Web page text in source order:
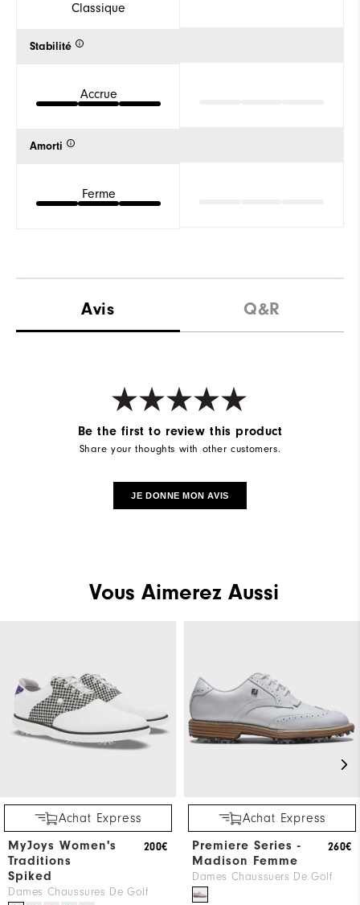
Classique
Stabilité
Accrue
Amorti
Ferme
Avis Q&R
Be the first to review this product
Share your thoughts with other customers.
JE DONNE MON AVIS
Vous Aimerez Aussi
Achat Express
MyJoys Women's
Traditions
Spiked
Dames Chaussures De Golf
200€
Achat Express
Premiere Series -
Madison Femme
Dames Chaussuers De Golf
260€